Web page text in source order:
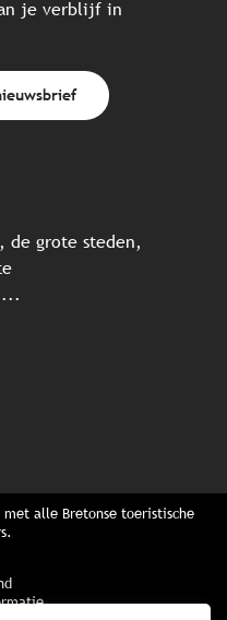
je verblijf in
de grote steden,
...
alle Bretonse toeristische